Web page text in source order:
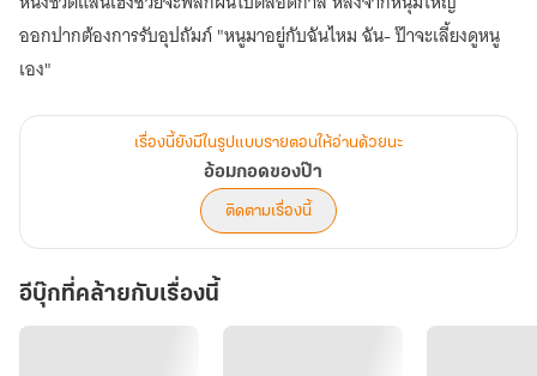
ออกปากต้องการรับอุปถัมภ์ "หนูมาอยู่กับฉันไหม ฉัน- ป๊าจะเลี้ยงดูหนู
เอง"
เรื่องนี้ยังมีในรูปแบบรายตอนให้อ่านด้วยนะ
อ้อมกอดของป๊า
ติดตามเรื่องนี้
อีบุ๊กที่คล้ายกับเรื่องนี้